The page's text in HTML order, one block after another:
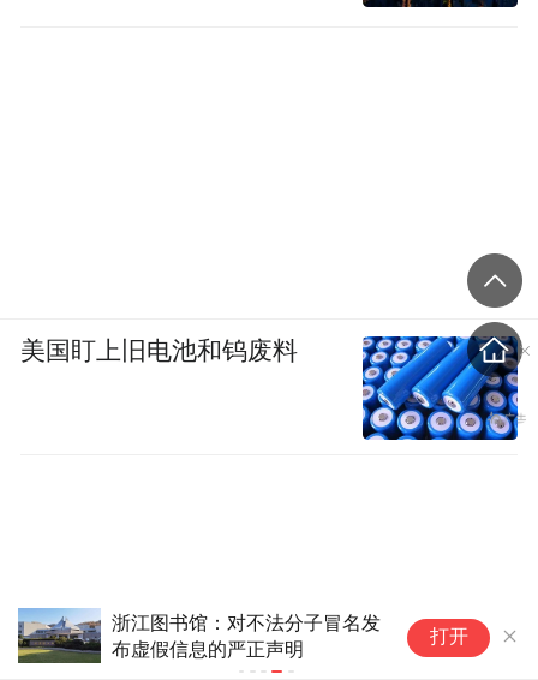
浙江图书馆：对不法分子冒名发
布虚假信息的严正声明
打开
美国盯上旧电池和钨废料